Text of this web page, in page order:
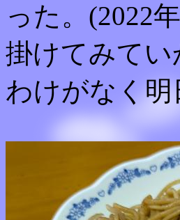
った。(2022
掛けてみて
わけがなく